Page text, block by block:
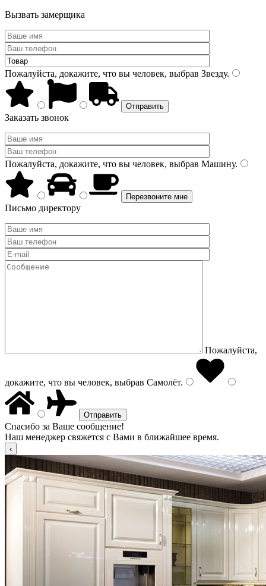
Вызвать замерщика
Пожалуйста, докажите, что вы человек, выбрав Звезду.
Заказать звонок
Пожалуйста, докажите, что вы человек, выбрав Машину.
Письмо директору
Пожалуйста,
докажите, что вы человек, выбрав Самолёт.
Спасибо за Ваше сообщение!
Наш менеджер свяжется с Вами в ближайшее время.